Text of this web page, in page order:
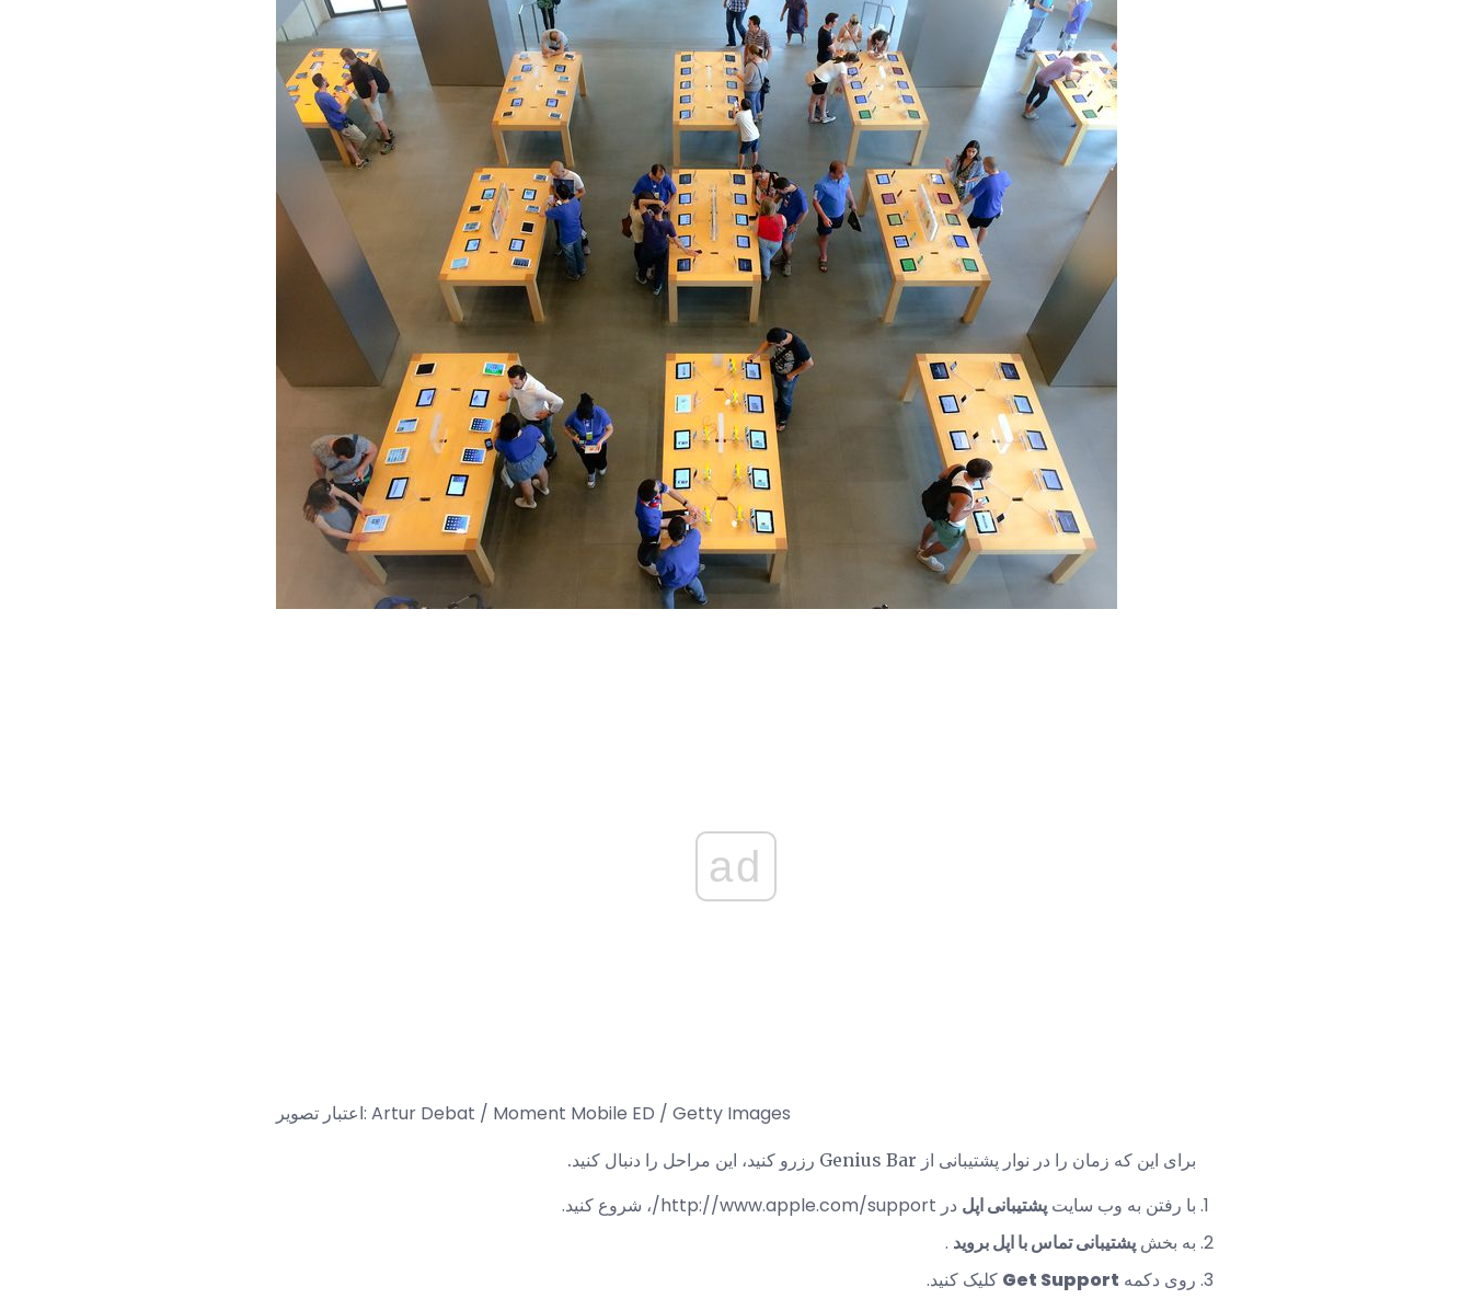
ad
اعتبار تصویر: Artur Debat / Moment Mobile ED / Getty Images
برای این که زمان را در نوار پشتیبانی از Genius Bar رزرو کنید، این مراحل را دنبال کنید.
با رفتن به وب سایتپشتیبانی اپل در http://www.apple.com/support/، شروع کنید.
به بخشپشتیبانی تماس با اپل بروید .
روی دکمه Get Support کلیک کنید.